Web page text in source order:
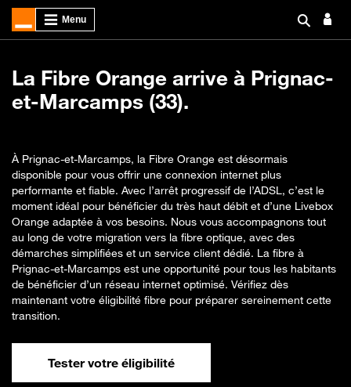
La Fibre Orange arrive à Prignac-
et-Marcamps (33).
À Prignac-et-Marcamps, la Fibre Orange est désormais
disponible pour vous offrir une connexion internet plus
performante et fiable. Avec l’arrêt progressif de l’ADSL, c’est le
moment idéal pour bénéficier du très haut débit et d’une Livebox
Orange adaptée à vos besoins. Nous vous accompagnons tout
au long de votre migration vers la fibre optique, avec des
démarches simplifiées et un service client dédié. La fibre à
Prignac-et-Marcamps est une opportunité pour tous les habitants
de bénéficier d’un réseau internet optimisé. Vérifiez dès
maintenant votre éligibilité fibre pour préparer sereinement cette
transition.
Tester votre éligibilité